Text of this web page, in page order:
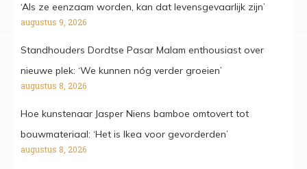
‘Als ze eenzaam worden, kan dat levensgevaarlijk zijn’
augustus 9, 2026
Standhouders Dordtse Pasar Malam enthousiast over
nieuwe plek: ‘We kunnen nóg verder groeien’
augustus 8, 2026
Hoe kunstenaar Jasper Niens bamboe omtovert tot
bouwmateriaal: ‘Het is Ikea voor gevorderden’
augustus 8, 2026